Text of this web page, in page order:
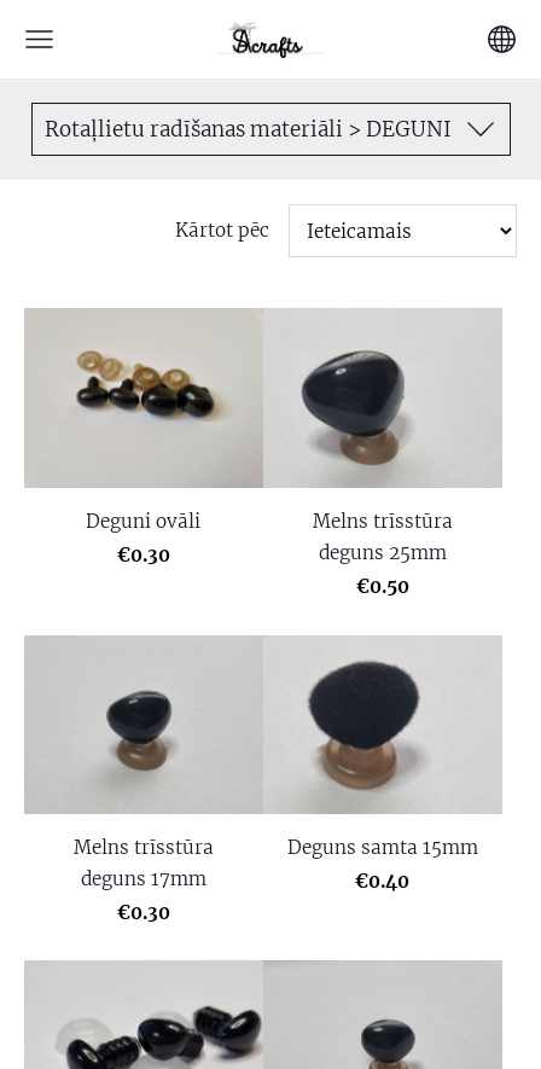
Rotaļlietu radīšanas materiāli > DEGUNI
Kārtot pēc
Deguni ovāli
€0.30
Melns trīsstūra
deguns 25mm
€0.50
Melns trīsstūra
deguns 17mm
€0.30
Deguns samta 15mm
€0.40